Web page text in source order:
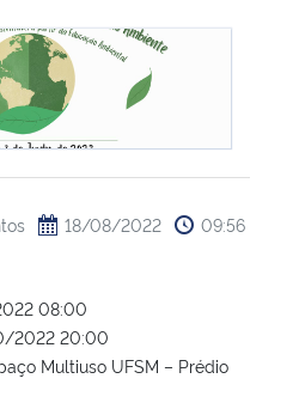
do Técnico em Meio Ambiente
18/08/2022 09:56
08:00
2022 20:00
Multiuso UFSM – Prédio